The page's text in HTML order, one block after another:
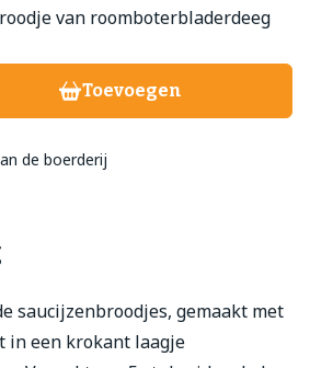
van roomboterbladerdeeg
Toevoegen
de boerderij
saucijzenbroodjes, gemaakt met
in een krokant laagje